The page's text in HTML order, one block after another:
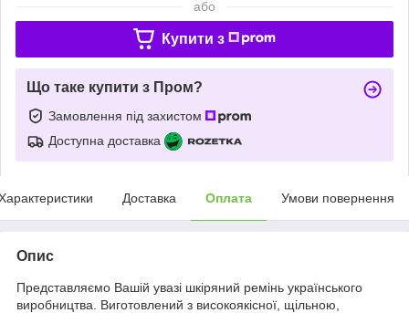
або
Купити з
Що таке купити з Пром?
Замовлення під захистом
Доступна доставка
Доставка Оплата Умови повернення
Опис
Представляємо Вашій увазі шкіряний ремінь українського
виробництва. Виготовлений з високоякісної, щільною,